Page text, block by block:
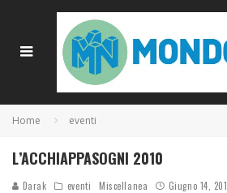
Home eventi
L’ACCHIAPPASOGNI 2010
Darak eventi Miscellanea Giugno 14,